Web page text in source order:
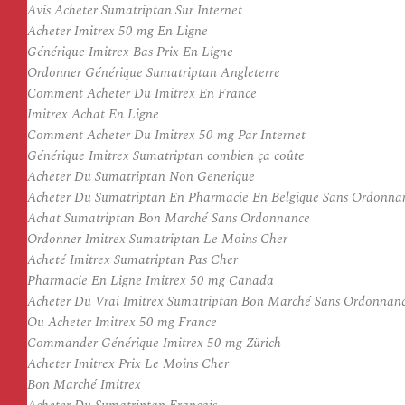
Avis Acheter Sumatriptan Sur Internet
Acheter Imitrex 50 mg En Ligne
Générique Imitrex Bas Prix En Ligne
Ordonner Générique Sumatriptan Angleterre
Comment Acheter Du Imitrex En France
Imitrex Achat En Ligne
Comment Acheter Du Imitrex 50 mg Par Internet
Générique Imitrex Sumatriptan combien ça coûte
Acheter Du Sumatriptan Non Generique
Acheter Du Sumatriptan En Pharmacie En Belgique Sans
Achat Sumatriptan Bon Marché Sans Ordonnance
Ordonner Imitrex Sumatriptan Le Moins Cher
Acheté Imitrex Sumatriptan Pas Cher
Pharmacie En Ligne Imitrex 50 mg Canada
Acheter Du Vrai Imitrex Sumatriptan Bon Marché Sans
Ou Acheter Imitrex 50 mg France
Commander Générique Imitrex 50 mg Zürich
Acheter Imitrex Prix Le Moins Cher
Bon Marché Imitrex